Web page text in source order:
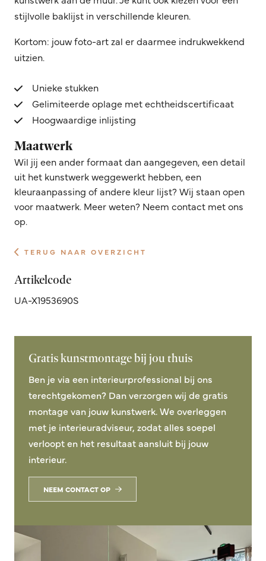
stijlvolle baklijst in verschillende kleuren.
Kortom: jouw foto-art zal er daarmee indrukwekkend
uitzien.
Unieke stukken
Gelimiteerde oplage met echtheidscertificaat
Hoogwaardige inlijsting
Maatwerk
Wil jij een ander formaat dan aangegeven, een detail
uit het kunstwerk weggewerkt hebben, een
kleuraanpassing of andere kleur lijst? Wij staan open
voor maatwerk. Meer weten? Neem contact met ons
op.
TERUG NAAR OVERZICHT
Artikelcode
UA-X1953690S
Gratis kunstmontage bij jou thuis
Ben je via een interieurprofessional bij ons
terechtgekomen? Dan verzorgen wij de gratis
montage van jouw kunstwerk. We overleggen
met je interieuradviseur, zodat alles soepel
verloopt en het resultaat aansluit bij jouw
interieur.
NEEM CONTACT OP